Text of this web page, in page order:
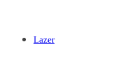
Lazer